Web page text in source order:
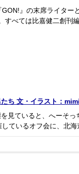
』の末席ライター
すべては比嘉健二創刊
文・イラスト：mimi
ていると、へーそっ
いるオフ会に、北